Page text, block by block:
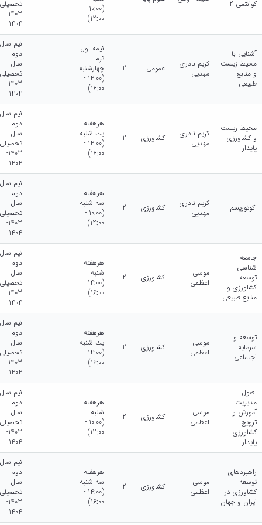
کوانتمی 2
(10:00 -
12:00)
تحصیلی
1403-
1404
آشنایی با
محیط زیست
و منابع
طبیعی
کریم نادری
مهدیی
عمومی 2
نيمه اول
ترم
چهارشنبه
(14:00 -
16:00)
نیم سال
دوم
سال
تحصیلی
1403-
1404
محیط زیست
و کشاورزی
پایدار
کریم نادری
مهدیی
کشاورزی 2
هرهفته
يك شنبه
(14:00 -
16:00)
نیم سال
دوم
سال
تحصیلی
1403-
1404
اکوتوریسم
کریم نادری
مهدیی
کشاورزی 2
هرهفته
سه شنبه
(10:00 -
12:00)
نیم سال
دوم
سال
تحصیلی
1403-
1404
جامعه
شناسی
توسعه
کشاورزی و
منابع طبیعی
موسی
اعظمی
کشاورزی 2
هرهفته
شنبه
(14:00 -
16:00)
نیم سال
دوم
سال
تحصیلی
1403-
1404
توسعه و
سرمایه
اجتماعی
موسی
اعظمی
کشاورزی 2
هرهفته
يك شنبه
(14:00 -
16:00)
نیم سال
دوم
سال
تحصیلی
1403-
1404
اصول
مدیریت
آموزش و
ترویج
کشاورزی
پایدار
موسی
اعظمی
کشاورزی 2
هرهفته
شنبه
(10:00 -
12:00)
نیم سال
دوم
سال
تحصیلی
1403-
1404
راهبردهای
توسعه
کشاورزی در
ایران و جهان
موسی
اعظمی
کشاورزی 2
هرهفته
سه شنبه
(14:00 -
16:00)
نیم سال
دوم
سال
تحصیلی
1403-
1404